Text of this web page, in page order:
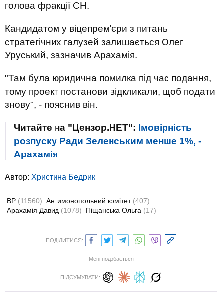
голова фракції СН.
Кандидатом у віцепрем'єри з питань
стратегічних галузей залишається Олег
Уруський, зазначив Арахамія.
"Там була юридична помилка під час подання,
тому проект постанови відкликали, щоб подати
знову", - пояснив він.
Читайте на "Цензор.НЕТ": Імовірність
розпуску Ради Зеленським менше 1%, -
Арахамія
Автор: Христина Бедрик
ВР (11560) Антимонопольний комітет (407)
Арахамія Давид (1078) Піщанська Ольга (17)
ПОДІЛИТИСЯ:
Мені подобається
ПІДСУМУВАТИ: